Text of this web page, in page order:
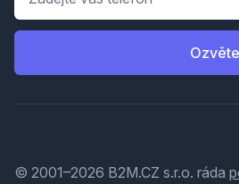
© 2001–2026 B2M.CZ s.r.o. ráda